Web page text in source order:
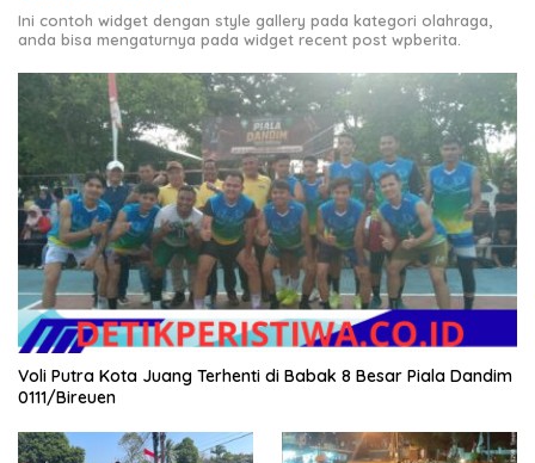
Ini contoh widget dengan style gallery pada kategori olahraga,
anda bisa mengaturnya pada widget recent post wpberita.
Voli Putra Kota Juang Terhenti di Babak 8 Besar Piala Dandim
0111/Bireuen